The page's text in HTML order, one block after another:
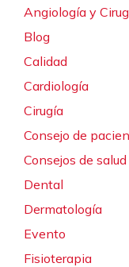
Angiología y
Blog
Calidad
Cardiología
Cirugía
Consejo de
Consejos de salud
Dental
Dermatología
Evento
Fisioterapia